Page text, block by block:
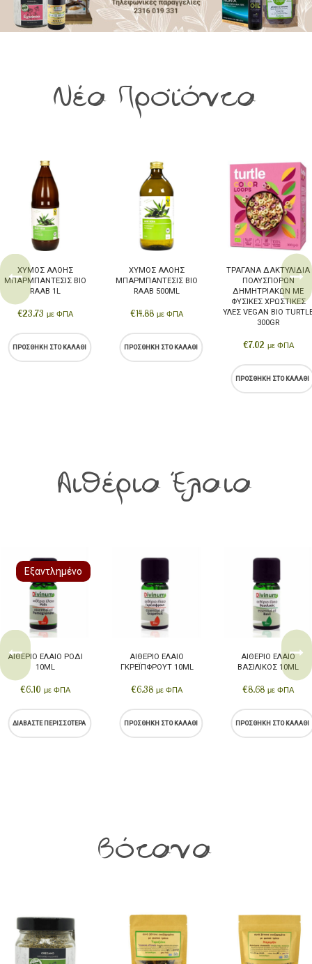
Αρτοσκευάσματα
Ντελικατέσεν
Νέα Προϊόντα
ΧΥΜΌΣ ΑΛΌΗΣ
ΜΠΑΡΜΠΆΝΤΕΣΙΣ BIO
RAAB 1L
€23.73 με ΦΠΑ
ΠΡΟΣΘΉΚΗ ΣΤΟ ΚΑΛΆΘΙ
ΧΥΜΌΣ ΑΛΌΗΣ
ΜΠΑΡΜΠΆΝΤΕΣΙΣ BIO
RAAB 500ML
€14.88 με ΦΠΑ
ΠΡΟΣΘΉΚΗ ΣΤΟ ΚΑΛΆΘΙ
ΤΡΑΓΑΝΆ ΔΑΚΤΥΛΊΔΙΑ
ΠΟΛΎΣΠΟΡΩΝ
ΔΗΜΗΤΡΙΑΚΏΝ ΜΕ
ΦΥΣΙΚΈΣ ΧΡΩΣΤΙΚΈΣ
ΎΛΕΣ VEGAN BIO
300GR
€7.02 με ΦΠΑ
ΠΡΟΣΘΉΚΗ ΣΤΟ ΚΑΛΆΘΙ
Αιθέρια Έλαια
Εξαντλημένο
ΑΙΘΈΡΙΟ ΈΛΑΙΟ ΡΌΔΙ
10ML
€6.10 με ΦΠΑ
ΔΙΑΒΆΣΤΕ ΠΕΡΙΣΣΌΤΕΡΑ
ΑΙΘΈΡΙΟ ΈΛΑΙΟ
ΓΚΡΈΙΠΦΡΟΥΤ 10ML
€6.38 με ΦΠΑ
ΠΡΟΣΘΉΚΗ ΣΤΟ ΚΑΛΆΘΙ
ΑΙΘΈΡΙΟ ΈΛΑΙΟ
ΒΑΣΙΛΙΚΌΣ 10ML
€8.68 με ΦΠΑ
ΠΡΟΣΘΉΚΗ ΣΤΟ ΚΑΛΆΘΙ
Βότανα